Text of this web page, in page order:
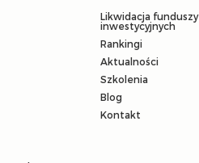
Likwidacja funduszy
inwestycyjnych
Rankingi
Aktualności
Szkolenia
Blog
Kontakt